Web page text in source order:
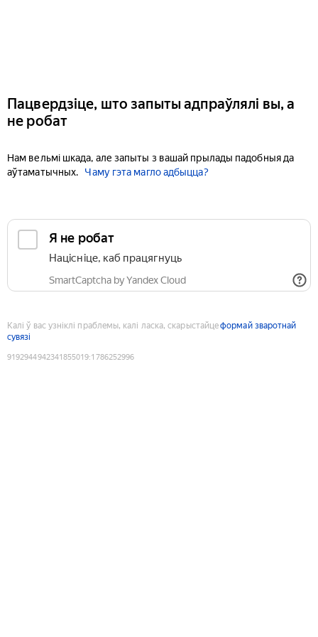
Пацвердзіце, што запыты адпраўлялі вы, а
не робат
Нам вельмі шкада, але запыты з вашай прылады падобныя да
аўтаматычных.
Чаму гэта магло адбыцца?
Я не робат
Націсніце, каб працягнуць
SmartCaptcha by Yandex Cloud
Калі ў вас узніклі праблемы, калі ласка, скарыстайцеформай зваротнай
сувязі
9192944942341855019:1786252996